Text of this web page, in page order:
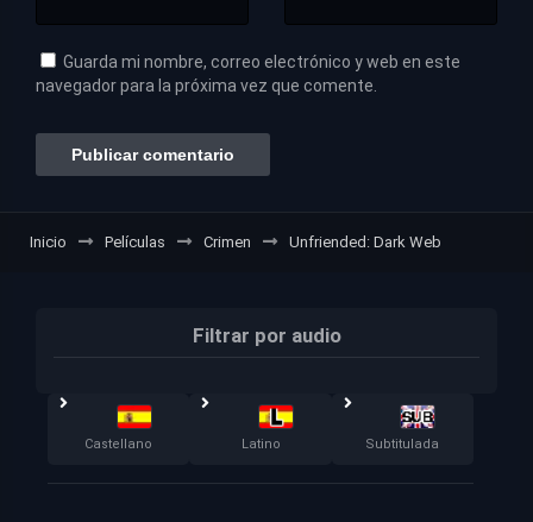
Guarda mi nombre, correo electrónico y web en este
navegador para la próxima vez que comente.
Inicio Películas Crimen Unfriended: Dark Web
Filtrar por audio
Castellano Latino Subtitulada